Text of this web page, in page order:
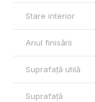
Stare interior
Anul finisării
Suprafață utilă
Suprafață